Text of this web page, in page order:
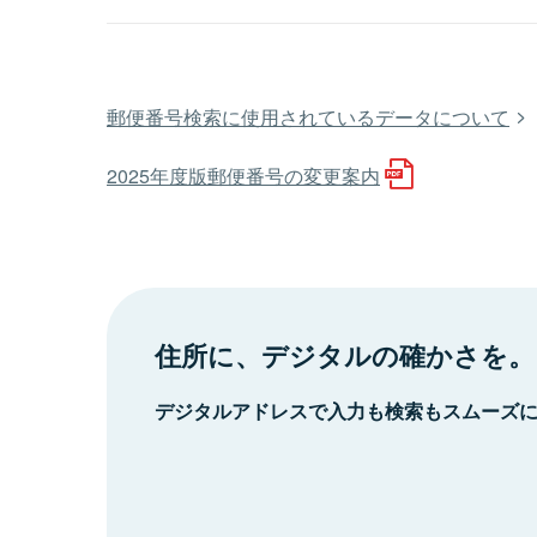
郵便番号検索に使用されているデータについて
2025年度版郵便番号の変更案内
住所に、デジタルの確かさを。
デジタルアドレスで入力も検索もスムーズ